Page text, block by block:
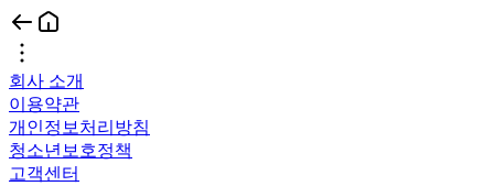
회사 소개
이용약관
개인정보처리방침
청소년보호정책
고객센터